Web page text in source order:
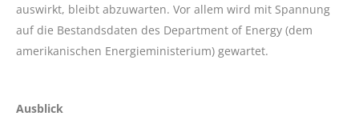
auswirkt, bleibt abzuwarten. Vor allem wird mit Spannung
auf die Bestandsdaten des Department of Energy (dem
amerikanischen Energieministerium) gewartet.
Ausblick